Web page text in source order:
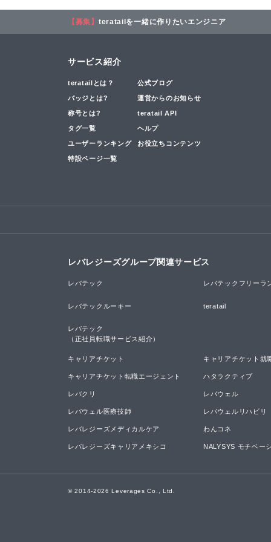
【募集】 teratailを一緒に作りたいエンジニア
サービス紹介
teratailとは？ 公式ブログ
バッジとは? 運営からのお知らせ
称号とは? teratail API
タグ一覧 ヘルプ
ユーザーランキング お役立ちコンテンツ
特設ページ一覧
レバレジーズグループ関連サービス
レバテック レバテックフリーラ
レバテックルーキー teratail
レバテック
（正社員転職サービス紹介）
キャリアチケット キャリアチケット就
キャリアチケット転職エージェント ハタラクティブ
レバクリ レバウェル
レバウェル医療技師 レバウェルリハビリ
レバレジーズメディカルケア わんコネ
レバレジーズキャリアメキシコ NALYSYS モチベー
© 2014-2026 Leverages Co., Ltd.